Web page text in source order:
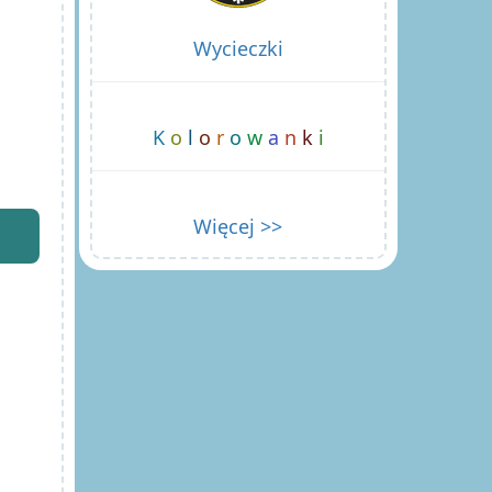
Wycieczki
K o l o r o w a n k i
Więcej >>